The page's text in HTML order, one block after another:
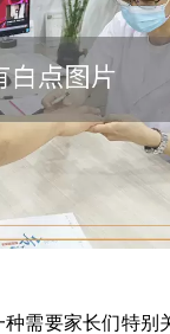
需要家长们特别